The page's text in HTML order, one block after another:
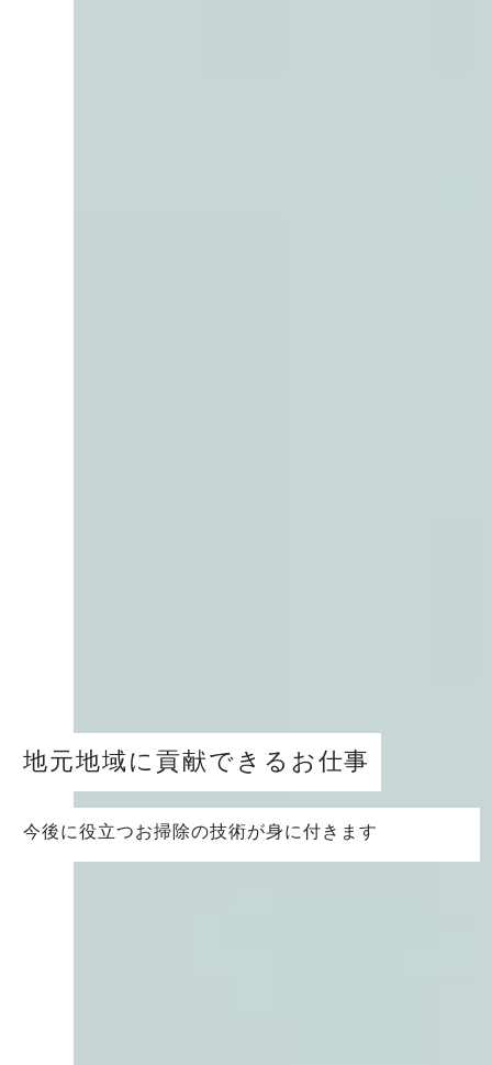
地元地域に貢献できるお仕事
今後に役立つお掃除の技術が身に付きます